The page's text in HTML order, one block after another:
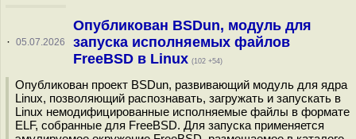
· 05.07.2026
Опубликован BSDun, модуль для
запуска исполняемых файлов
FreeBSD в Linux (102 +54)
Опубликован проект BSDun, развивающий модуль для ядра
Linux, позволяющий распознавать, загружать и запускать в
Linux немодифицированные исполняемые файлы в формате
ELF, собранные для FreeBSD. Для запуска применяется